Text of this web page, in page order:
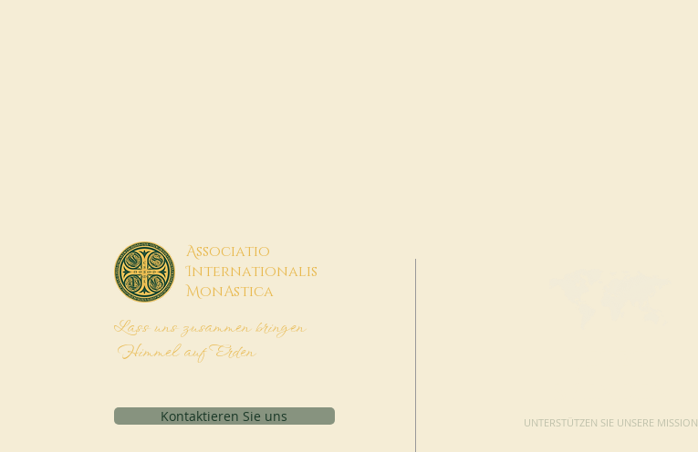
Associatio
Internationalis
MonAstica
Lass uns zusammen bringen
Himmel auf Erden
Kontaktieren Sie uns UNTERSTÜTZEN SIE UNSERE MISSION